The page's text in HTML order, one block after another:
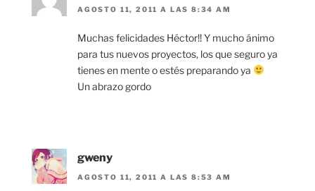
AGOSTO 11, 2011 A LAS 8:34 AM
Muchas felicidades Héctor!! Y mucho ánimo
para tus nuevos proyectos, los que seguro ya
tienes en mente o estés preparando ya
Un abrazo gordo
gweny
AGOSTO 11, 2011 A LAS 8:53 AM